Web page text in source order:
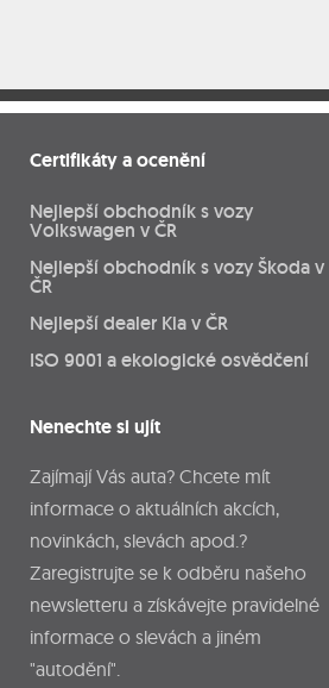
Certifikáty a ocenění
Nejlepší obchodník s vozy
Volkswagen v ČR
Nejlepší obchodník s vozy Škoda v
ČR
Nejlepší dealer Kia v ČR
ISO 9001 a ekologické osvědčení
Nenechte si ujít
Zajímají Vás auta? Chcete mít
informace o aktuálních akcích,
novinkách, slevách apod.?
Zaregistrujte se k odběru našeho
newsletteru a získávejte pravidelné
informace o slevách a jiném
"autodění".